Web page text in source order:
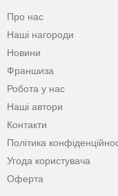
Про нас
Наші нагороди
Новини
Франшиза
Робота у нас
Наші автори
Контакти
Політика
Угода користувача
Оферта